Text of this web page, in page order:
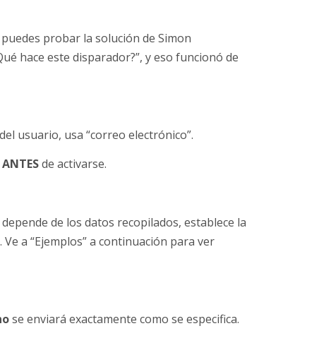
probar la solución de Simon
hace este disparador?”, y eso funcionó de
usuario, usa “correo electrónico”.
ANTESde activarse.
de los datos recopilados, establece la
a “Ejemplos” a continuación para ver
se enviará exactamente como se especifica.